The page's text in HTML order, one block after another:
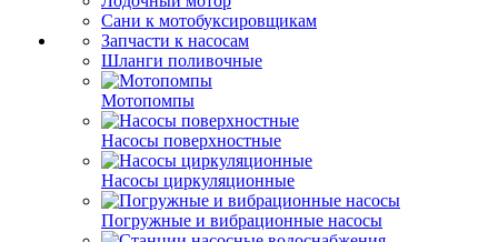
Сани к мотобуксировщикам
Запчасти к насосам
Шланги поливочные
Мотопомпы
Насосы поверхностные
Насосы циркуляционные
Погружные и вибрационные насосы